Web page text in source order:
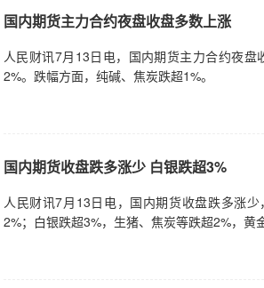
国内期货主力合约夜盘收盘多数上涨
人民财讯7月13日电，国内期货主力合约夜
2%。跌幅方面，纯碱、焦炭跌超1%。
国内期货收盘跌多涨少 白银跌超3%
人民财讯7月13日电，国内期货收盘跌多涨
2%；白银跌超3%，生猪、焦炭等跌超2%，黄